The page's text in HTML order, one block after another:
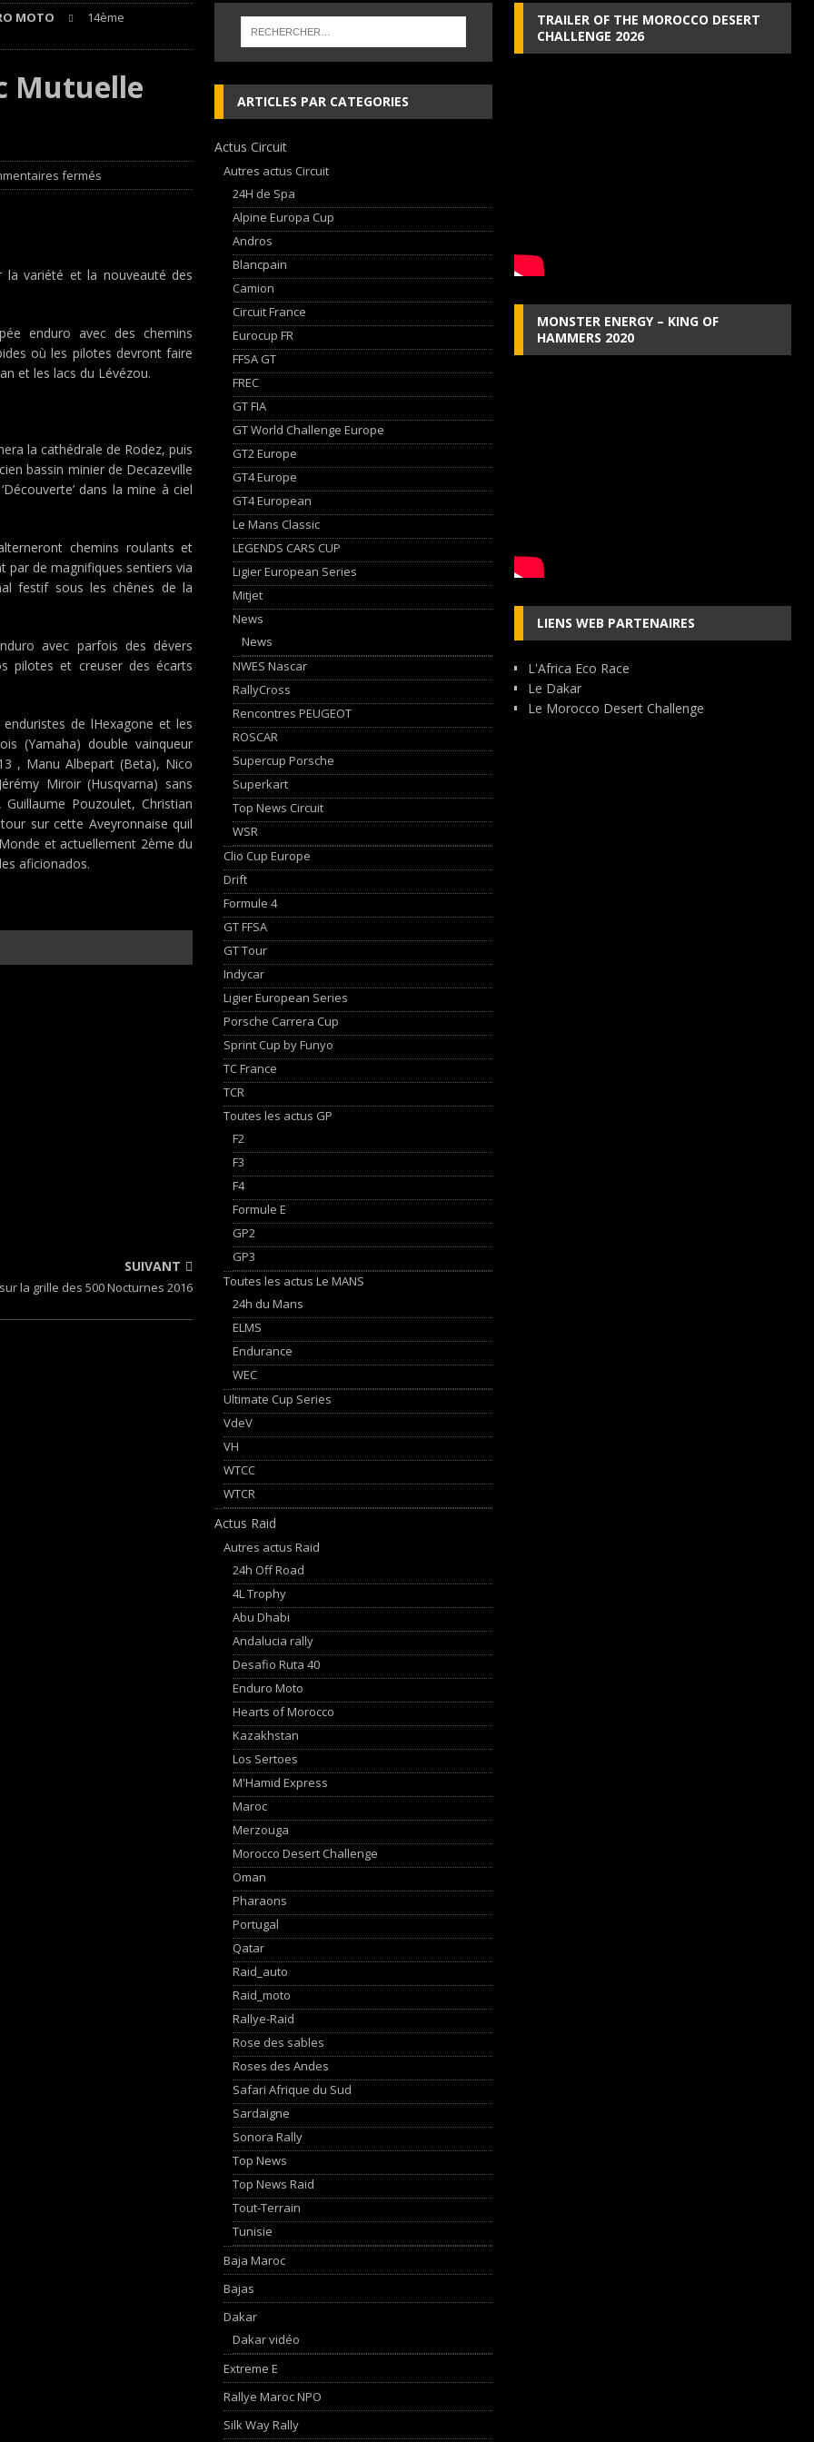
le Circuit de Magny-Cours
Nouvelle exposition spéciale à l’Audi museum mobile
NEWS
MOTO 14ème
Mutuelle
fermés
la variété et la nouveauté des
enduro avec des chemins
où les pilotes devront faire
et les lacs du Lévézou.
la cathédrale de Rodez, puis
bassin minier de Decazeville
dans la mine à ciel
chemins roulants et
par de magnifiques sentiers via
festif sous les chênes de la
avec parfois des dévers
pilotes et creuser des écarts
de lHexagone et les
(Yamaha) double vainqueur
, Manu Albepart (Beta), Nico
Miroir (Husqvarna) sans
Pouzoulet, Christian
sur cette Aveyronnaise quil
et actuellement 2ème du
aficionados.
SUIVANT
la grille des 500 Nocturnes 2016
ARTICLES PAR CATEGORIES
Actus Circuit
Autres actus Circuit
24H de Spa
Alpine Europa Cup
Andros
Blancpain
Camion
Circuit France
Eurocup FR
FFSA GT
FREC
GT FIA
GT World Challenge Europe
GT2 Europe
GT4 Europe
GT4 European
Le Mans Classic
LEGENDS CARS CUP
Ligier European Series
Mitjet
News
News
NWES Nascar
RallyCross
Rencontres PEUGEOT
ROSCAR
Supercup Porsche
Superkart
Top News Circuit
WSR
Clio Cup Europe
Drift
Formule 4
GT FFSA
GT Tour
Indycar
Ligier European Series
Porsche Carrera Cup
Sprint Cup by Funyo
TC France
TCR
Toutes les actus GP
F2
F3
F4
Formule E
GP2
GP3
Toutes les actus Le MANS
24h du Mans
ELMS
Endurance
WEC
Ultimate Cup Series
VdeV
VH
WTCC
WTCR
Actus Raid
Autres actus Raid
24h Off Road
4L Trophy
Abu Dhabi
Andalucia rally
Desafio Ruta 40
Enduro Moto
Hearts of Morocco
Kazakhstan
Los Sertoes
M'Hamid Express
Maroc
Merzouga
Morocco Desert Challenge
Oman
Pharaons
Portugal
Qatar
Raid_auto
Raid_moto
Rallye-Raid
Rose des sables
Roses des Andes
Safari Afrique du Sud
Sardaigne
Sonora Rally
Top News
Top News Raid
Tout-Terrain
Tunisie
Baja Maroc
Bajas
Dakar
Dakar vidéo
Extreme E
Rallye Maroc NPO
Silk Way Rally
TRAILER OF THE MOROCCO DESERT
CHALLENGE 2026
MONSTER ENERGY – KING OF
HAMMERS 2020
LIENS WEB PARTENAIRES
L'Africa Eco Race
Le Dakar
Le Morocco Desert Challenge